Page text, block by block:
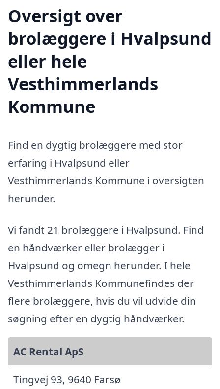
Oversigt over
brolæggere i Hvalpsund
eller hele
Vesthimmerlands
Kommune
Find en dygtig brolæggere med stor
erfaring i Hvalpsund eller
Vesthimmerlands Kommune i oversigten
herunder.
Vi fandt 21 brolæggere i Hvalpsund. Find
en håndværker eller brolægger i
Hvalpsund og omegn herunder. I hele
Vesthimmerlands Kommunefindes der
flere brolæggere, hvis du vil udvide din
søgning efter en dygtig håndværker.
AC Rental ApS
Tingvej 93, 9640 Farsø